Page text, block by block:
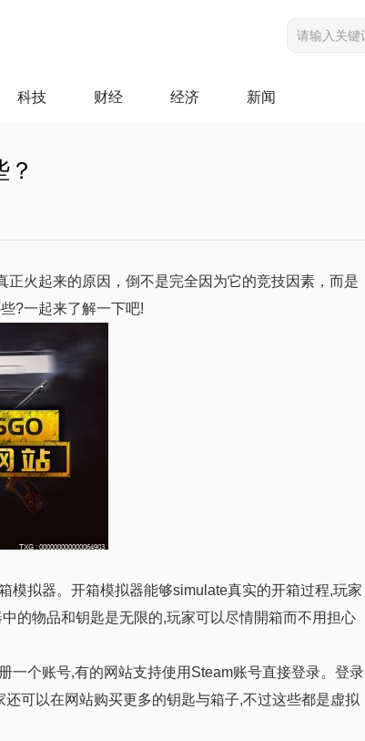
科技 财经 经济 新闻
火起来的原因，倒不是完全因为它的竞技因素，而是
?一起来了解一下吧!
模拟器。开箱模拟器能够simulate真实的开箱过程,玩家
的物品和钥匙是无限的,玩家可以尽情開箱而不用担心
一个账号,有的网站支持使用Steam账号直接登录。登录
可以在网站购买更多的钥匙与箱子,不过这些都是虚拟